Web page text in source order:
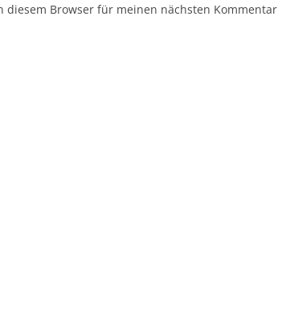
diesem Browser für meinen nächsten Kommentar